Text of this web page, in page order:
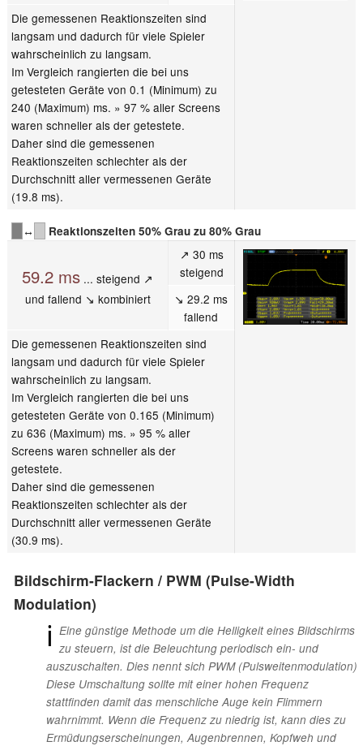
Die gemessenen Reaktionszeiten sind
langsam und dadurch für viele Spieler
wahrscheinlich zu langsam.
Im Vergleich rangierten die bei uns
getesteten Geräte von 0.1 (Minimum) zu
240 (Maximum) ms. » 97 % aller Screens
waren schneller als der getestete.
Daher sind die gemessenen
Reaktionszeiten schlechter als der
Durchschnitt aller vermessenen Geräte
(19.8 ms).
↔ Reaktionszeiten 50% Grau zu 80% Grau
59.2 ms ... steigend ↗
und fallend ↘ kombiniert
↗ 30 ms
steigend
↘ 29.2 ms
fallend
Die gemessenen Reaktionszeiten sind
langsam und dadurch für viele Spieler
wahrscheinlich zu langsam.
Im Vergleich rangierten die bei uns
getesteten Geräte von 0.165 (Minimum)
zu 636 (Maximum) ms. » 95 % aller
Screens waren schneller als der
getestete.
Daher sind die gemessenen
Reaktionszeiten schlechter als der
Durchschnitt aller vermessenen Geräte
(30.9 ms).
Bildschirm-Flackern / PWM (Pulse-Width
Modulation)
ℹ Eine günstige Methode um die Helligkeit eines Bildschirms
zu steuern, ist die Beleuchtung periodisch ein- und
auszuschalten. Dies nennt sich PWM (Pulsweitenmodulation)
Diese Umschaltung sollte mit einer hohen Frequenz
stattfinden damit das menschliche Auge kein Flimmern
wahrnimmt. Wenn die Frequenz zu niedrig ist, kann dies zu
Ermüdungserscheinungen, Augenbrennen, Kopfweh und